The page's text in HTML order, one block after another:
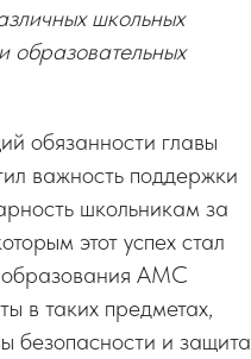
школьных
образовательных
обязанности главы
важность поддержки
школьникам за
этот успех стал
образования АМС
в таких предметах,
безопасности и защита